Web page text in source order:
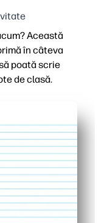
Această
în câteva
poată scrie
de clasă.
de mână ordonată și
menține munca
- evitați rulările de